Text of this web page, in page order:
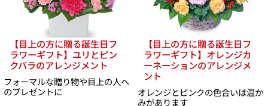
【目上の方に贈る誕生日フ
ラワーギフト】ユリとピン
クバラのアレンジメント
フォーマルな贈り物や目上の人へ
のプレゼントに
【目上の方に贈る誕生日フ
ラワーギフト】オレンジカ
ーネーションのアレンジメ
ント
オレンジとピンクの色合いは温か
みがあります